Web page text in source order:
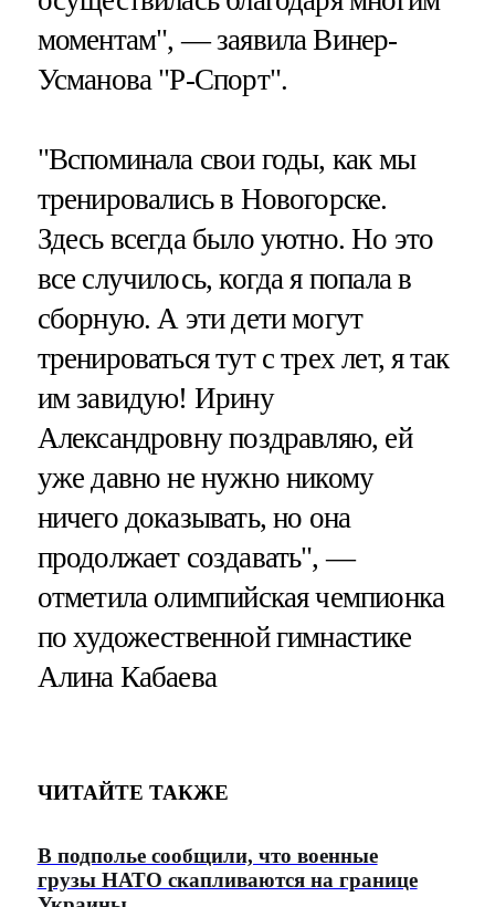
моментам", — заявила Винер-
Усманова "Р-Спорт".
"Вспоминала свои годы, как мы
тренировались в Новогорске.
Здесь всегда было уютно. Но это
все случилось, когда я попала в
сборную. А эти дети могут
тренироваться тут с трех лет, я так
им завидую! Ирину
Александровну поздравляю, ей
уже давно не нужно никому
ничего доказывать, но она
продолжает создавать", —
отметила олимпийская чемпионка
по художественной гимнастике
Алина Кабаева
ЧИТАЙТЕ ТАКЖЕ
В подполье сообщили, что военные
грузы НАТО скапливаются на границе